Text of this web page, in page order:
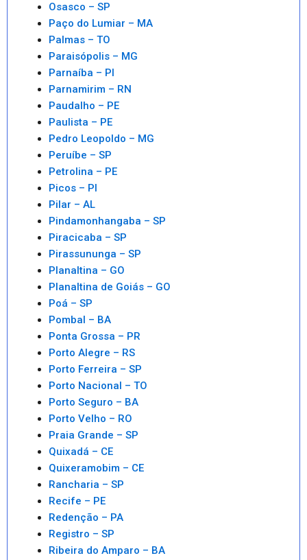
Osasco – SP
Paço do Lumiar – MA
Palmas – TO
Paraisópolis – MG
Parnaíba – PI
Parnamirim – RN
Paudalho – PE
Paulista – PE
Pedro Leopoldo – MG
Peruíbe – SP
Petrolina – PE
Picos – PI
Pilar – AL
Pindamonhangaba – SP
Piracicaba – SP
Pirassununga – SP
Planaltina – GO
Planaltina de Goiás – GO
Poá – SP
Pombal – BA
Ponta Grossa – PR
Porto Alegre – RS
Porto Ferreira – SP
Porto Nacional – TO
Porto Seguro – BA
Porto Velho – RO
Praia Grande – SP
Quixadá – CE
Quixeramobim – CE
Rancharia – SP
Recife – PE
Redenção – PA
Registro – SP
Ribeira do Amparo – BA